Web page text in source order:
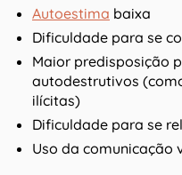
Autoestima baixa
Dificuldade para se
Maior predisposição
autodestrutivos
ilícitas)
Dificuldade para se
Uso da comunicação